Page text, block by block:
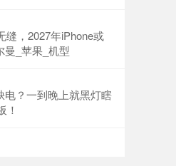
缝，2027年iPhone或
曼_苹果_机型
电？一到晚上就黑灯瞎
！